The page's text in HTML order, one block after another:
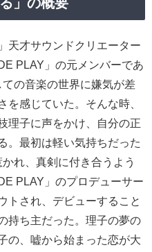
天才サウンドクリエーター
PLAY」の元メンバーであ
の音楽の世界に嫌気が差
を感じていた。そんな時、
理子に声をかけ、自分の正
。最初は軽い気持ちだった
れ、真剣に付き合うよう
PLAY」のプロデューサー
トされ、デビューすること
持ち主だった。理子の夢の
の、嘘から始まった恋が大